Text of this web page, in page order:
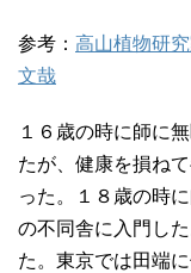
参考： 高山植物研
文哉
１６歳の時に師に
たが、健康を損ね
った。１８歳の時
の不同舎に入門し
た。東京では田端